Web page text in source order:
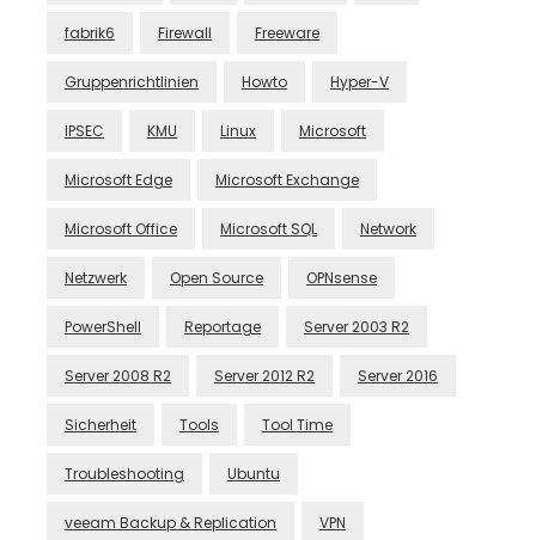
fabrik6 Firewall Freeware
Gruppenrichtlinien Howto Hyper-V
IPSEC KMU Linux Microsoft
Microsoft Edge Microsoft Exchange
Microsoft Office Microsoft SQL Network
Netzwerk Open Source OPNsense
PowerShell Reportage Server 2003 R2
Server 2008 R2 Server 2012 R2 Server 2016
Sicherheit Tools Tool Time
Troubleshooting Ubuntu
veeam Backup & Replication VPN